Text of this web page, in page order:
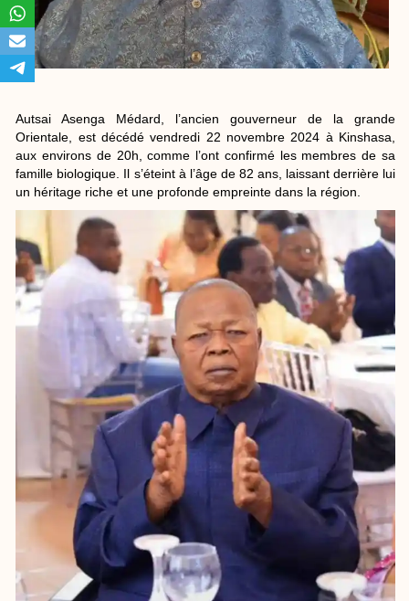
Autsai Asenga Médard, l’ancien gouverneur de la grande
Orientale, est décédé vendredi 22 novembre 2024 à Kinshasa,
aux environs de 20h, comme l’ont confirmé les membres de sa
famille biologique. Il s’éteint à l’âge de 82 ans, laissant derrière lui
un héritage riche et une profonde empreinte dans la région.